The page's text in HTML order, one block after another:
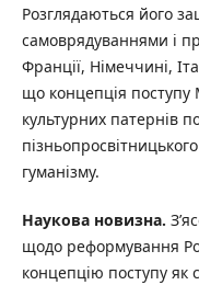
Розглядаються його
самоврядуваннями і
Франції, Німеччині,
що концепція поступу
культурних патернів
гуманізму.
Наукова новизна.
щодо реформування
концепцію поступу як